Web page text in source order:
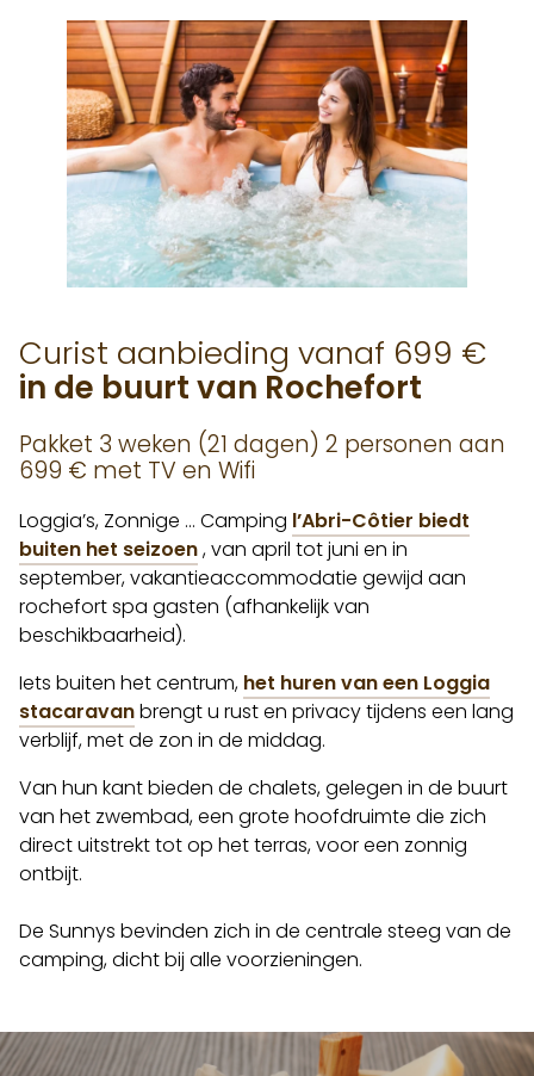
Curist aanbieding vanaf 699 €
in de buurt van Rochefort
Pakket 3 weken (21 dagen) 2 personen aan
699 € met TV en Wifi
Loggia’s, Zonnige … Camping l’Abri-Côtier biedt
buiten het seizoen, van april tot juni en in
september, vakantieaccommodatie gewijd aan
rochefort spa gasten (afhankelijk van
beschikbaarheid).
Iets buiten het centrum, het huren van een Loggia
stacaravanbrengt u rust en privacy tijdens een lang
verblijf, met de zon in de middag.
Van hun kant bieden de chalets, gelegen in de buurt
van het zwembad, een grote hoofdruimte die zich
direct uitstrekt tot op het terras, voor een zonnig
ontbijt.
De Sunnys bevinden zich in de centrale steeg van de
camping, dicht bij alle voorzieningen.